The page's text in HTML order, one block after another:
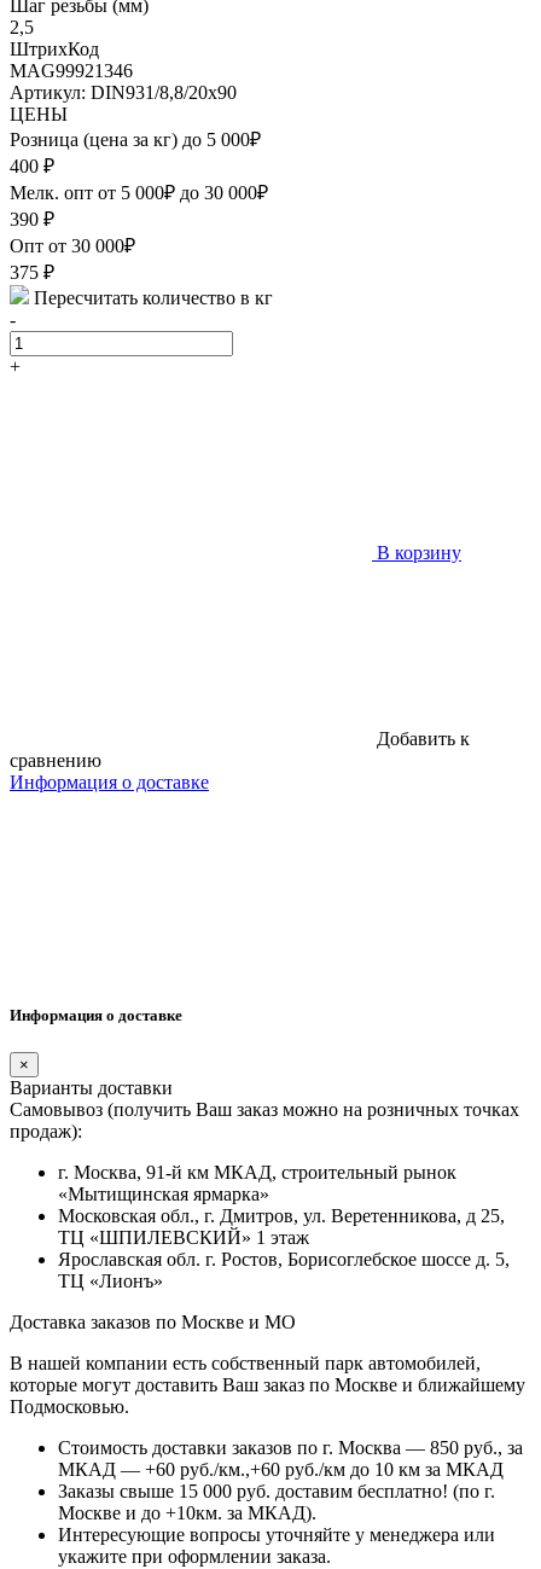
Шаг резьбы (мм)
2,5
ШтрихКод
MAG99921346
Артикул: DIN931/8,8/20х90
ЦЕНЫ
Розница (цена за кг) до 5 000₽
400 ₽
Мелк. опт от 5 000₽ до 30 000₽
390 ₽
Опт от 30 000₽
375 ₽
Пересчитать количество в кг
-
+
В корзину
Добавить к
сравнению
Информация о доставке
Информация о доставке
×
Варианты доставки
Самовывоз (получить Ваш заказ можно на розничных точках
продаж):
г. Москва, 91-й км МКАД, строительный рынок
«Мытищинская ярмарка»
Московская обл., г. Дмитров, ул. Веретенникова, д 25,
ТЦ «ШПИЛЕВСКИЙ» 1 этаж
Ярославская обл. г. Ростов, Борисоглебское шоссе д. 5,
ТЦ «Лионъ»
Доставка заказов по Москве и МО
В нашей компании есть собственный парк автомобилей,
которые могут доставить Ваш заказ по Москве и ближайшему
Подмосковью.
Стоимость доставки заказов по г. Москва — 850 руб., за
МКАД — +60 руб./км.,+60 руб./км до 10 км за МКАД
Заказы свыше 15 000 руб. доставим бесплатно! (по г.
Москве и до +10км. за МКАД).
Интересующие вопросы уточняйте у менеджера или
укажите при оформлении заказа.